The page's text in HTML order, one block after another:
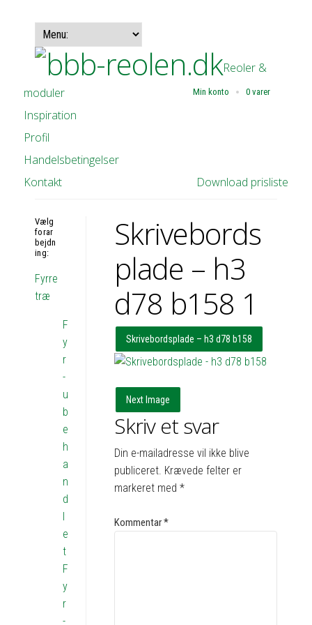
Min konto 0 varer
Reoler &
moduler
Inspiration
Profil
Handelsbetingelser
Download prisliste
Kontakt
Skrivebords
plade – h3
d78 b158 1
Skrivebordsplade – h3 d78 b158
Next Image
Skriv et svar
Din e-mailadresse vil ikke blive
publiceret. Krævede felter er
markeret med*
Kommentar*
Vælg
forar
bejdn
ing:
Fyrre
træ
F
y
r
-
u
b
e
h
a
n
d
l
e
t
F
y
r
-